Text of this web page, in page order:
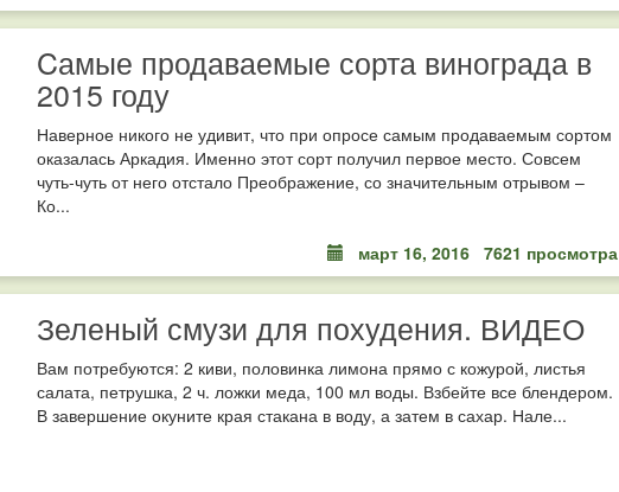
Cамые продаваемые сорта винограда в
2015 году
Наверное никого не удивит, что при опросе самым продаваемым сортом
оказалась Аркадия. Именно этот сорт получил первое место. Совсем
чуть-чуть от него отстало Преображение, со значительным отрывом –
Ко...
март 16, 2016 7621 просмотра
Зеленый смузи для похудения. ВИДЕО
Вам потребуются: 2 киви, половинка лимона прямо с кожурой, листья
салата, петрушка, 2 ч. ложки меда, 100 мл воды. Взбейте все блендером.
В завершение окуните края стакана в воду, а затем в сахар. Нале...